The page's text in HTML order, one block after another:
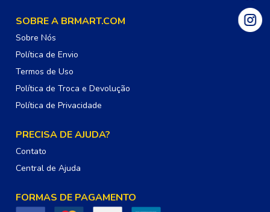
SOBRE A BRMART.COM
Sobre Nós
Política de Envio
Termos de Uso
Política de Troca e Devolução
Política de Privacidade
PRECISA DE AJUDA?
Contato
Central de Ajuda
FORMAS DE PAGAMENTO